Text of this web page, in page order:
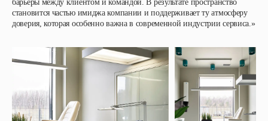
барьеры между клиентом и командой. В результате пространство
становится частью имиджа компании и поддерживает ту атмосферу
доверия, которая особенно важна в современной индустрии сервиса.»